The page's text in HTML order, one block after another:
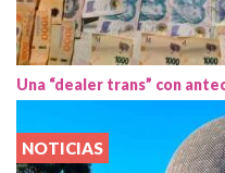
Una “dealer trans” con
NOTICIAS